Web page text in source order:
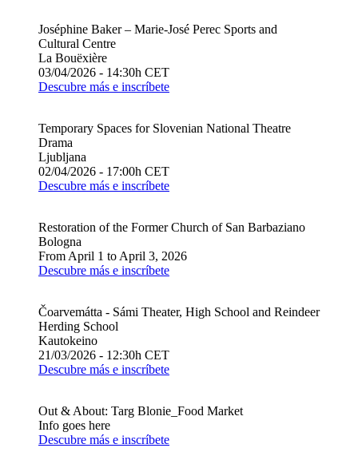
Joséphine Baker – Marie-José Perec Sports and
Cultural Centre
La Bouëxière
03/04/2026 - 14:30h CET
Descubre más e inscríbete
Temporary Spaces for Slovenian National Theatre
Drama
Ljubljana
02/04/2026 - 17:00h CET
Descubre más e inscríbete
Restoration of the Former Church of San Barbaziano
Bologna
From April 1 to April 3, 2026
Descubre más e inscríbete
Čoarvemátta - Sámi Theater, High School and Reindeer
Herding School
Kautokeino
21/03/2026 - 12:30h CET
Descubre más e inscríbete
Out & About: Targ Blonie_Food Market
Info goes here
Descubre más e inscríbete